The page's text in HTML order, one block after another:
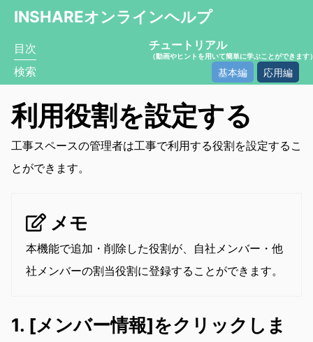
INSHAREオンラインヘルプ
目次
検索
チュートリアル
（動画やヒントを用いて簡単に学ぶことができます
基本編 応用編
利用役割を設定する
工事スペースの管理者は工事で利用する役割を設定するこ
とができます。
メモ
本機能で追加・削除した役割が、自社メンバー・他
社メンバーの割当役割に登録することができます。
1. [メンバー情報]をクリックしま